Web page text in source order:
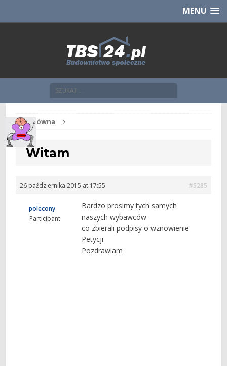
CHCĘ [klik]MENU
Str. główna
Witam
26 października 2015 at 17:55 #5285
polecony
Participant
Bardzo prosimy tych samych
naszych wybawców
co zbierali podpisy o wznowienie
Petycji.
Pozdrawiam